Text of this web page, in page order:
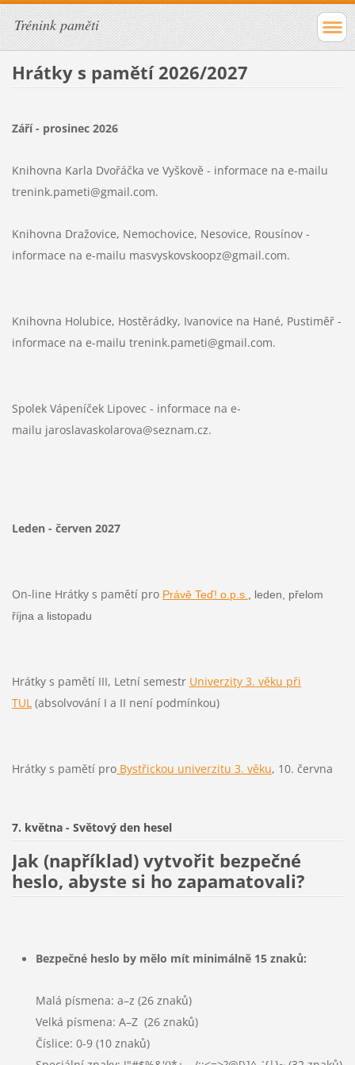
Trénink paměti
Hrátky s pamětí 2026/2027
Září - prosinec 2026
Knihovna Karla Dvořáčka ve Vyškově - informace na e-mailu
trenink.pameti@gmail.com.
Knihovna Dražovice, Nemochovice, Nesovice, Rousínov -
informace na e-mailu masvyskovskoopz@gmail.com.
Knihovna Holubice, Hostěrádky, Ivanovice na Hané, Pustiměř -
informace na e-mailu trenink.pameti@gmail.com.
Spolek Vápeníček Lipovec - informace na e-
mailu jaroslavaskolarova@seznam.cz.
Leden - červen 2027
On-line Hrátky s pamětí pro Právě Teď! o.p.s.
leden, přelom
října a listopadu
Hrátky s pamětí III, Letní semestr Univerzity 3. věku při
TUL (absolvování I a II není podmínkou)
Hrátky s pamětí proBystřickou univerzitu 3. věku, 10. června
7. května - Světový den hesel
Jak (například) vytvořit bezpečné
heslo, abyste si ho zapamatovali?
Bezpečné heslo by mělo mít minimálně 15 znaků:
Malá písmena: a–z (26 znaků)
Velká písmena: A–Z (26 znaků)
Číslice: 0-9 (10 znaků)